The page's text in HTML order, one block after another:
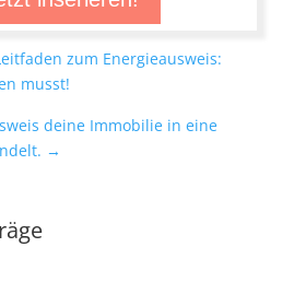
zum Energieausweis:
musst!
deine Immobilie in eine
→